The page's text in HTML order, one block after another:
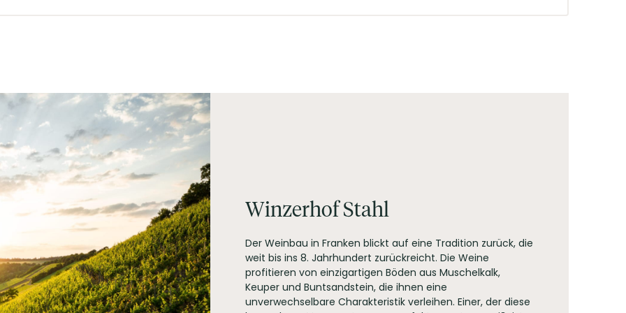
Pizza, Schwein, Vegetarisch
21, 97215 Auernhofen
Winzerhof Stahl
Der Weinbau in Franken blickt auf eine Tradition zurück, die
weit bis ins 8. Jahrhundert zurückreicht. Die Weine
profitieren von einzigartigen Böden aus Muschelkalk,
Keuper und Buntsandstein, die ihnen eine
unverwechselbare Charakteristik verleihen. Einer, der diese